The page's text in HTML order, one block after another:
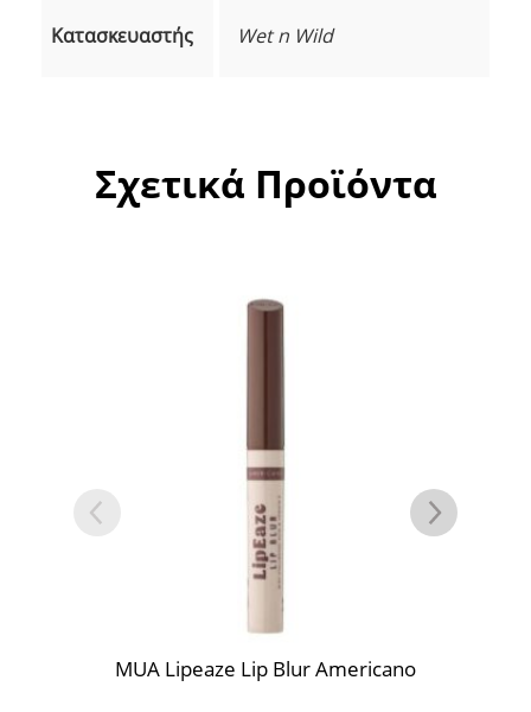
Κατασκευαστής Wet n Wild
Σχετικά Προϊόντα
MUA Lipeaze Lip Blur Americano